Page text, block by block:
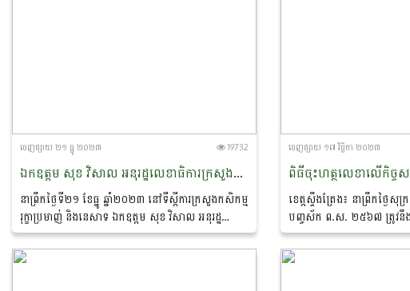
ចេញ​ផ្សាយ​ ២១ ធ្នូ ២០២៣ 19732
ឯកឧត្តម សុខ វិសាល អនុរដ្ឋលេខាធិការក្រសួងកសិកម្ម រុក្ខាប្រមាញ់ និងនេសាទ បានដឹកនាំកិច្ចប្រជុំពិភាក្សាការងារជាមួយគណៈប្រតិភូកូរ៉េ ដែលអញ្ជើញមកពីសមាគមអភិវឌ្ឍធនធានកសិកម្មកូរ៉េ (KOAA)
នាព្រឹកថ្ងៃទី២១ ខែធ្នូ ឆ្នាំ២០២៣ នៅទីស្តីការក្រសួងកសិកម្ម
រុក្ខាប្រមាញ់ និងនេសាទ ឯកឧត្តម សុខ វិសាល អនុរដ្ឋ
លេខាធិការក្រសួងកសិកម្ម រុក្ខាប្រមាញ់ និងនេសាទ ដោយ
ទទួលបានការអនុញ្ញាតដ៏ខ្ពង់ខ្ពស់ពី...
ចេញ​ផ្សាយ​ ១៧ វិច្ឆិកា ២០២៣
ខេត្តស្ទឹងត្រែង៖ នាព្រឹកថ្ងៃសុ
បញ្ចស័ក ព.ស. ២៥៦៧ ត្រូវនឹងថ្
ឆ្នាំ២០២៣ លោក ជា ពិសី អនុ
ឧស្សាហកម្ម នៃក្រសួងកសិកម្ម